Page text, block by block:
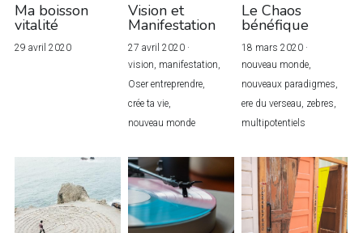
Ma boisson
vitalité
29 avril 2020
Vision et
Manifestation
27 avril 2020·
vision, manifestation,
Oser entreprendre,
crée ta vie,
nouveau monde
Le Chaos
bénéfique
18 mars 2020·
nouveau monde,
nouveaux paradigmes,
ere du verseau, zebres,
multipotentiels